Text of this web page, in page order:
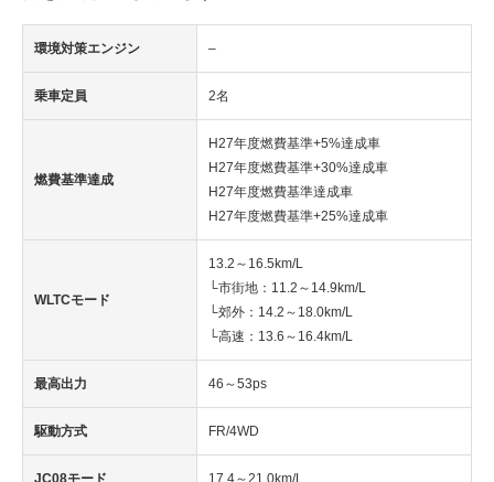
環境対策エンジン –
乗車定員 2名
燃費基準達成
H27年度燃費基準+5%達成車
H27年度燃費基準+30%達成車
H27年度燃費基準達成車
H27年度燃費基準+25%達成車
WLTCモード
13.2～16.5km/L
└市街地：11.2～14.9km/L
└郊外：14.2～18.0km/L
└高速：13.6～16.4km/L
最高出力 46～53ps
駆動方式 FR/4WD